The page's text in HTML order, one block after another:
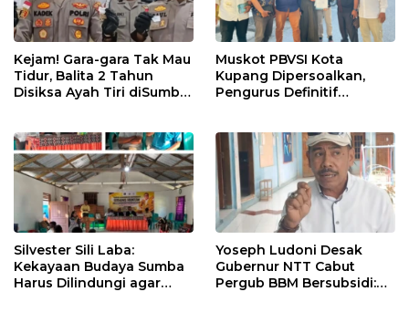
Kejam! Gara-gara Tak Mau
Tidur, Balita 2 Tahun
Disiksa Ayah Tiri diSumba
hingga Direndam Air Es
Muskot PBVSI Kota
Kupang Dipersoalkan,
Pengurus Definitif
Silvester Sili Laba:
Kekayaan Budaya Sumba
Harus Dilindungi agar
Yoseph Ludoni Desak
Gubernur NTT Cabut
Pergub BBM Bersubsidi: